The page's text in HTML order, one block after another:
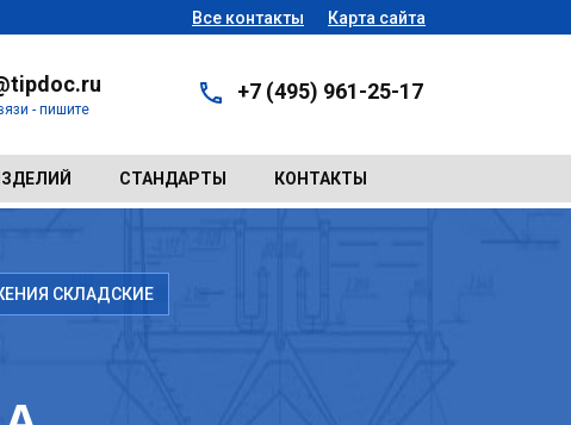
Все контакты Карта сайта
- пишите
+7 (495) 961-25-17
СТАНДАРТЫ КОНТАКТЫ
СКЛАДСКИЕ